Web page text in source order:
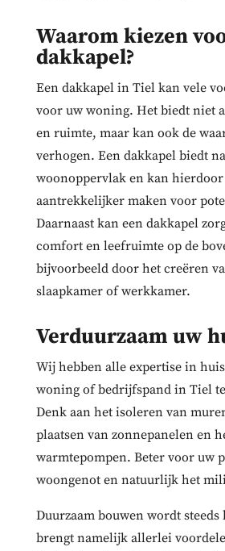
Waarom kiezen
dakkapel?
Een dakkapel in Tiel kan vele
voor uw woning. Het biedt niet
en ruimte, maar kan ook de
verhogen. Een dakkapel biedt
woonoppervlak en kan
aantrekkelijker maken voor
Daarnaast kan een dakkapel
comfort en leefruimte op de
bijvoorbeeld door het creëren
slaapkamer of werkkamer.
Verduurzaam uw
Wij hebben alle expertise in
woning of bedrijfspand in Tiel
Denk aan het isoleren van
plaatsen van zonnepanelen en
warmtepompen. Beter voor uw
woongenot en natuurlijk het
Duurzaam bouwen wordt
brengt namelijk allerlei